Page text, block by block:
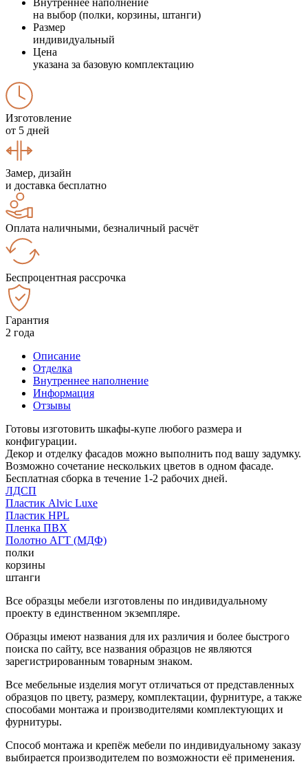
на выбор (полки, корзины, штанги)
Размер
индивидуальный
Цена
указана за базовую комплектацию
Изготовление
от 5 дней
Замер, дизайн
и доставка бесплатно
Оплата наличными, безналичный расчёт
Беспроцентная рассрочка
Гарантия
2 года
Описание
Отделка
Внутреннее наполнение
Информация
Отзывы
Готовы изготовить шкафы-купе любого размера и
конфигурации.
Декор и отделку фасадов можно выполнить под вашу задумку.
Возможно сочетание нескольких цветов в одном фасаде.
Бесплатная сборка в течение 1-2 рабочих дней.
ЛДСП
Пластик Alvic Luxe
Пластик HPL
Пленка ПВХ
Полотно АГТ (МДФ)
полки
корзины
штанги
Все образцы мебели изготовлены по индивидуальному
проекту в единственном экземпляре.
Образцы имеют названия для их различия и более быстрого
поиска по сайту, все названия образцов не являются
зарегистрированным товарным знаком.
Все мебельные изделия могут отличаться от представленных
образцов по цвету, размеру, комплектации, фурнитуре, а также
способами монтажа и производителями комплектующих и
фурнитуры.
Способ монтажа и крепёж мебели по индивидуальному заказу
выбирается производителем по возможности её применения.